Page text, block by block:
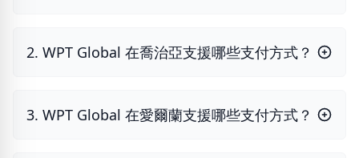
2. WPT Global 在喬治亞支援哪些支付方式？
3. WPT Global 在愛爾蘭支援哪些支付方式？